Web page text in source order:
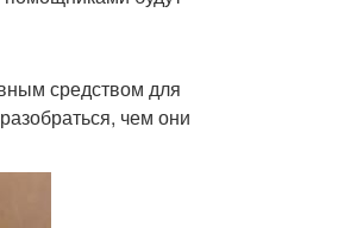
средством для
чем они